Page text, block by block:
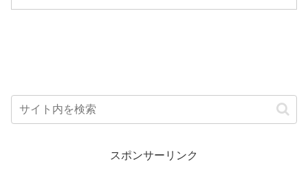
スポンサーリンク